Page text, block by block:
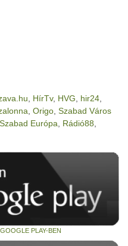
HírTv, HVG hir24
Origo Szabad Város
Szabad Európa Rádió88
PLAY-BEN